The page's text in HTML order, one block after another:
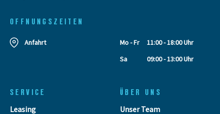
OFFNUNGSZEITEN
Anfahrt Mo - Fr
11:00 - 18:00 Uhr
Sa
09:00 - 13:00 Uhr
SERVICE
Leasing
ÜBER UNS
Unser Team